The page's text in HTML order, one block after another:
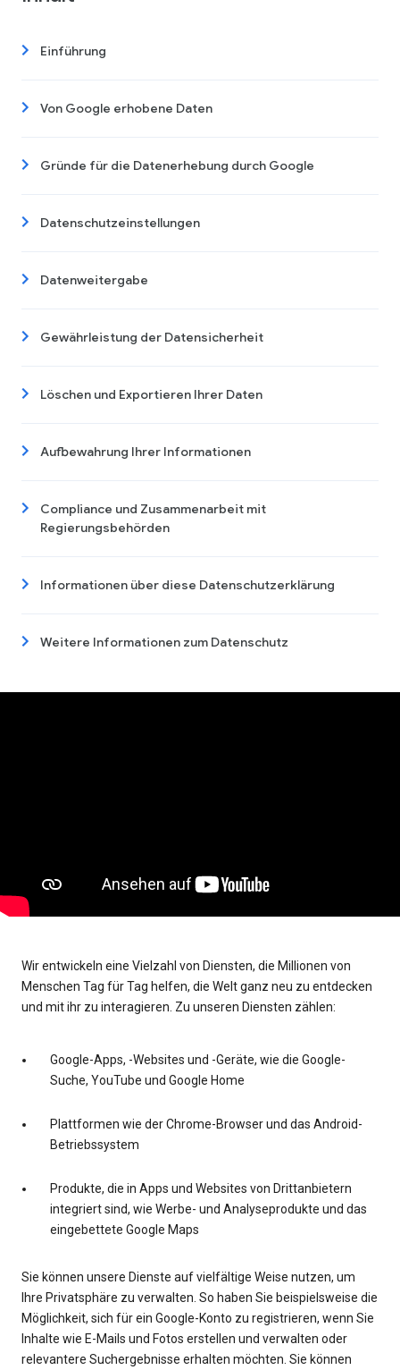
Einführung
Von Google erhobene Daten
Gründe für die Datenerhebung durch Google
Datenschutzeinstellungen
Datenweitergabe
Gewährleistung der Datensicherheit
Löschen und Exportieren Ihrer Daten
Aufbewahrung Ihrer Informationen
Compliance und Zusammenarbeit mit
Regierungsbehörden
Informationen über diese Datenschutzerklärung
Weitere Informationen zum Datenschutz
Wir entwickeln eine Vielzahl von Diensten, die Millionen von
Menschen Tag für Tag helfen, die Welt ganz neu zu entdecken
und mit ihr zu interagieren. Zu unseren Diensten zählen:
Google-Apps, -Websites und -Geräte, wie die Google-
Suche, YouTube und Google Home
Plattformen wie der Chrome-Browser und das Android-
Betriebssystem
Produkte, die in Apps und Websites von Drittanbietern
integriert sind, wie Werbe- und Analyseprodukte und das
eingebettete Google Maps
Sie können unsere Dienste auf vielfältige Weise nutzen, um
Ihre Privatsphäre zu verwalten. So haben Sie beispielsweise die
Möglichkeit, sich für ein Google-Konto zu registrieren, wenn Sie
Inhalte wie E-Mails und Fotos erstellen und verwalten oder
relevantere Suchergebnisse erhalten möchten. Sie können